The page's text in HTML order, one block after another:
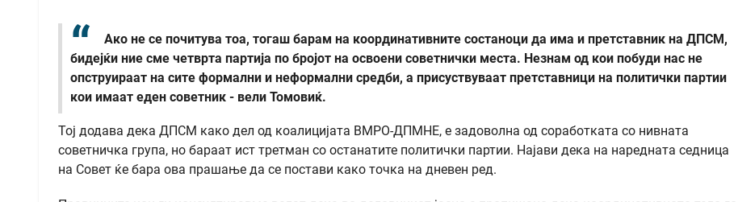
Ако не се почитува тоа, тогаш барам на координативните состаноци да има и претставник на ДПСМ,
бидејќи ние сме четврта партија по бројот на освоени советнички места. Незнам од кои побуди нас не
опструираат на сите формални и неформални средби, а присуствуваат претставници на политички партии
кои имаат еден советник - вели Томовиќ.
Тој додава дека ДПСМ како дел од коалицијата ВМРО-ДПМНЕ, е задоволна од соработката со нивната
советничка група, но бараат ист третман со останатите политички партии. Најави дека на наредната седница
на Совет ќе бара ова прашање да се постави како точка на дневен ред.